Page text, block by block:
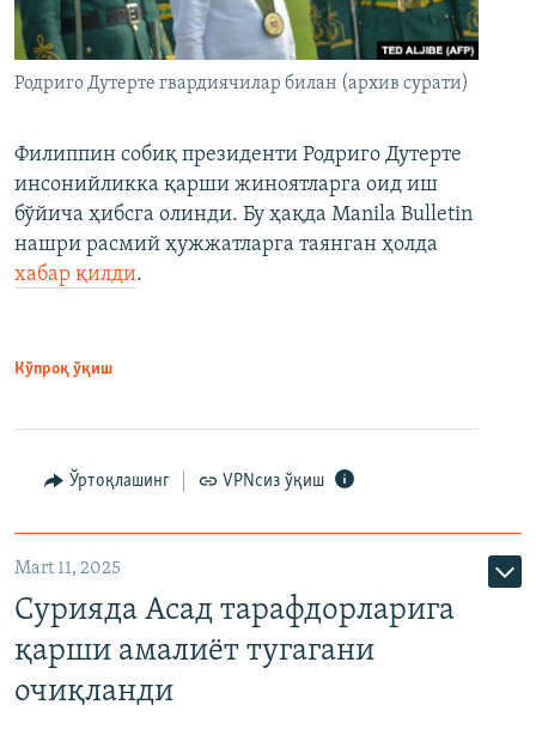
Родриго Дутерте гвардиячилар билан (архив сурати)
Филиппин собиқ президенти Родриго Дутерте
инсонийликка қарши жиноятларга оид иш
бўйича ҳибсга олинди. Бу ҳақда Manila Bulletin
нашри расмий ҳужжатларга таянган ҳолда
хабар қилди.
Кўпроқ ўқиш
Ўртоқлашинг VPNсиз ўқиш
Mart 11, 2025
Сурияда Асад тарафдорларига
қарши амалиёт тугагани
очиқланди